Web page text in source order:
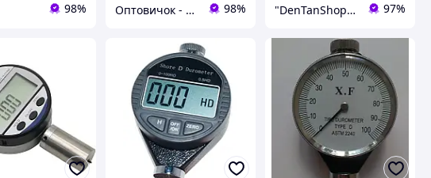
98% Оптовичок - Одеса 98% "DenTanShop" Інтернет магазин 97%